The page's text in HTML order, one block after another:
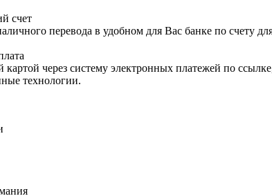
счет
перевода в удобном для Вас банке по счету
картой через систему электронных платежей по
технологии.